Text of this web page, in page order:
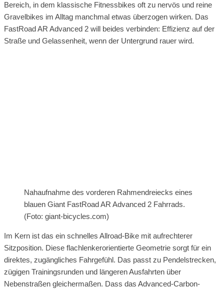
Bereich, in dem klassische Fitnessbikes oft zu nervös und reine
Gravelbikes im Alltag manchmal etwas überzogen wirken. Das
FastRoad AR Advanced 2 will beides verbinden: Effizienz auf der
Straße und Gelassenheit, wenn der Untergrund rauer wird.
Nahaufnahme des vorderen Rahmendreiecks eines
blauen Giant FastRoad AR Advanced 2 Fahrrads.
(Foto: giant-bicycles.com)
Im Kern ist das ein schnelles Allroad-Bike mit aufrechterer
Sitzposition. Diese flachlenkerorientierte Geometrie sorgt für ein
direktes, zugängliches Fahrgefühl. Das passt zu Pendelstrecken,
zügigen Trainingsrunden und längeren Ausfahrten über
Nebenstraßen gleichermaßen. Dass das Advanced-Carbon-